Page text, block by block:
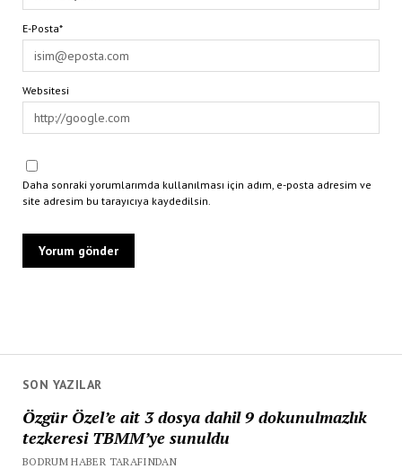
SON YAZILAR
Özgür Özel’e ait 3 dosya dahil 9 dokunulmazlık
tezkeresi TBMM’ye sunuldu
BODRUM HABER TARAFINDAN
E-Posta*
Websitesi
Daha sonraki yorumlarımda kullanılması için adım, e-posta adresim ve
site adresim bu tarayıcıya kaydedilsin.